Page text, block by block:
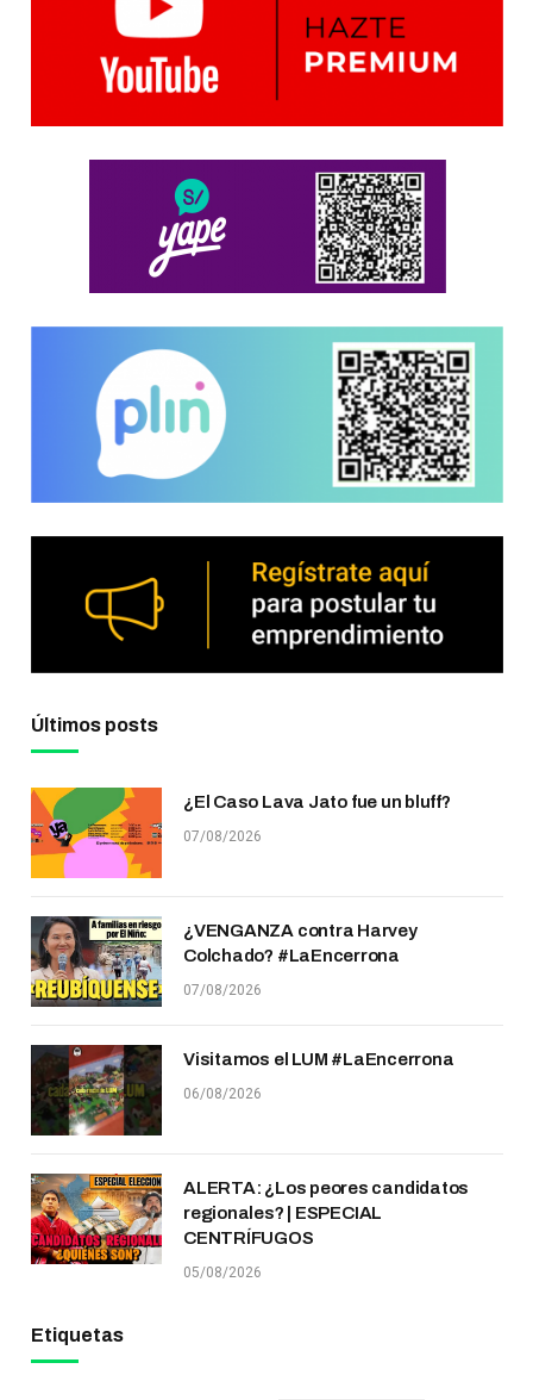
Últimos posts
¿El Caso Lava Jato fue un bluff?
07/08/2026
¿VENGANZA contra Harvey
Colchado? #LaEncerrona
07/08/2026
Visitamos el LUM #LaEncerrona
06/08/2026
ALERTA: ¿Los peores candidatos
regionales? | ESPECIAL
CENTRÍFUGOS
05/08/2026
Etiquetas